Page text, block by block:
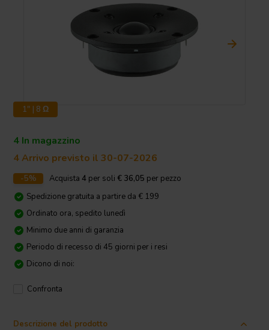
1" | 8 Ω
4 In magazzino
4 Arrivo previsto il 30-07-2026
-5% Acquista4 per soli € 36,05 per pezzo
Spedizione gratuita a partire da € 199
Ordinato ora, spedito lunedì
Minimo due anni di garanzia
Periodo di recesso di 45 giorni per i resi
Dicono di noi:
Confronta
Descrizione del prodotto